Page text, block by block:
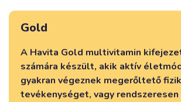
Gold
A Havita Gold multivitamin
számára készült, akik aktív
gyakran végeznek megerőltető
tevékenységet, vagy